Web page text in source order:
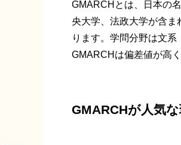
GMARCHとは、日本の
央大学、法政大学が含ま
ります。学問分野は文系
GMARCHは偏差値が高
GMARCHが人気